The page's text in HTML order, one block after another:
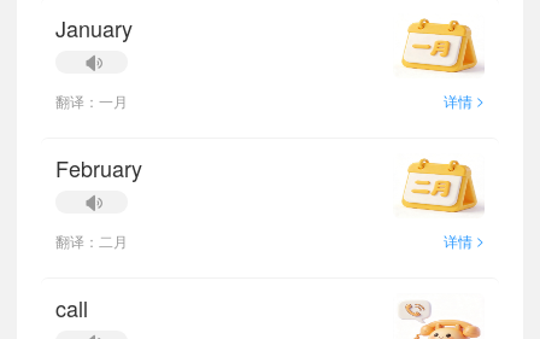
January
翻译：一月 详情 >
February
翻译：二月 详情 >
call